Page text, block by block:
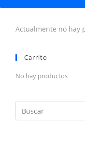
Actualmente no hay
Carrito
No hay productos